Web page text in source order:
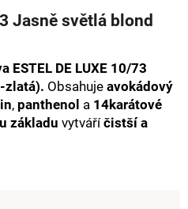
Jasně světlá blond
ESTEL DE LUXE 10/73
zlatá). Obsahuje avokádový
, panthenol a 14karátové
základu vytváříčistší a